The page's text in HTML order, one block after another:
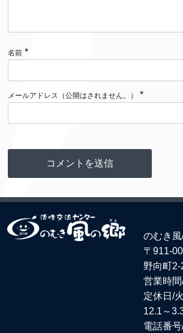
名前 *
メールアドレス（公開はされません。） *
のむき
〒911-
野向町2-
営業時
定休日/
12.1～
電話番